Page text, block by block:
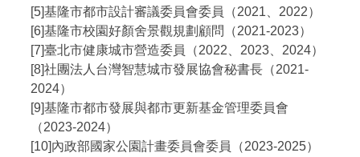
[5]基隆市都市設計審議委員會委員（2021、2022）
[6]基隆市校園好顏舍景觀規劃顧問（2021-2023）
[7]臺北市健康城市營造委員（2022、2023、2024）
[8]社團法人台灣智慧城市發展協會秘書長（2021-
2024）
[9]基隆市都市發展與都市更新基金管理委員會
（2023-2024）
[10]內政部國家公園計畫委員會委員（2023-2025）